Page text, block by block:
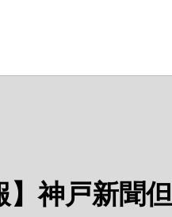
】神戸新聞